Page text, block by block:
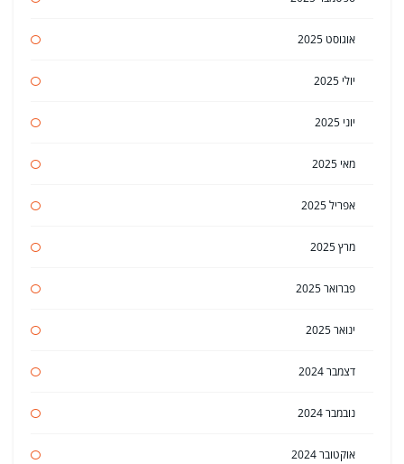
אוגוסט 2025
יולי 2025
יוני 2025
מאי 2025
אפריל 2025
מרץ 2025
פברואר 2025
ינואר 2025
דצמבר 2024
נובמבר 2024
אוקטובר 2024